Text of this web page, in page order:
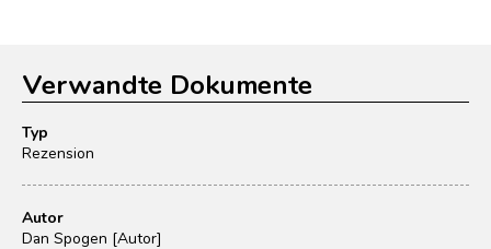
Verwandte Dokumente
Typ
Rezension
Autor
Dan Spogen [Autor]